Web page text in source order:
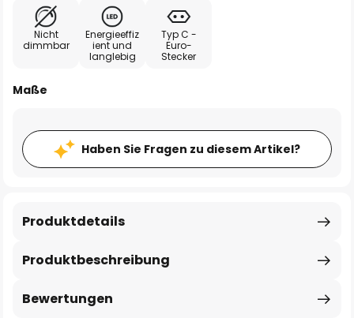
Nicht
dimmbar
Energieeffiz
ient und
langlebig
Typ C -
Euro-
Stecker
Maße
Haben Sie Fragen zu diesem Artikel?
Produktbeschreibung
Produktdetails
Bewertungen